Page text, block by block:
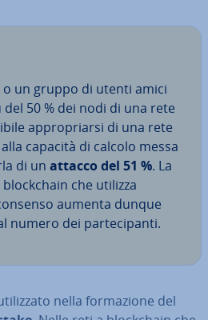
un gruppo di utenti amici
50 % dei nodi di una rete
ap­pro­priar­si di una rete
capacità di calcolo messa
di un attacco del 51 %. La
che utilizza
aumenta dunque
numero dei par­te­ci­pan­ti.
nella for­ma­zio­ne del